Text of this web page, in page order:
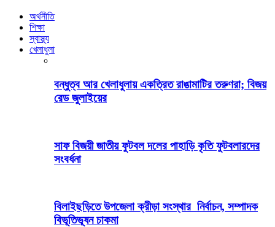
অর্থনীতি
শিক্ষা
স্বাস্থ্য
খেলাধুলা
বন্ধুত্ব আর খেলাধুলায় একত্রিত রাঙামাটির তরুণরা; বিজয়
রেড জুলাইয়ের
সাফ বিজয়ী জাতীয় ফুটবল দলের পাহাড়ি কৃতি ফুটবলারদের
সংবর্ধনা
বিলাইছড়িতে উপজেলা ক্রীড়া সংস্থার নির্বাচন, সম্পাদক
বিভূতিভূষন চাকমা